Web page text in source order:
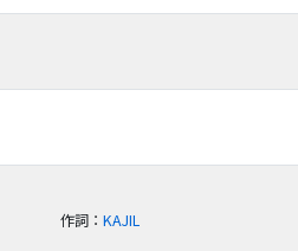
作詞 ：KAJIL